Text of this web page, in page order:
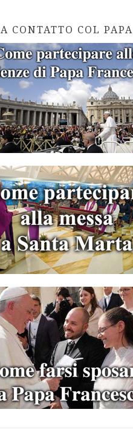
A CONTATTO COL PAPA